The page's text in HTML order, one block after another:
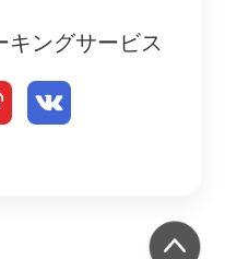
キングサービス